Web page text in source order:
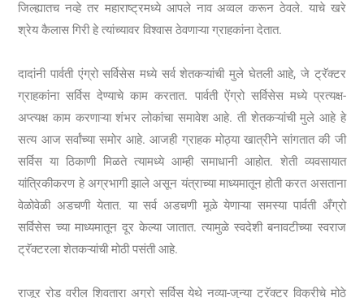
जिल्ह्यातच नव्हे तर महाराष्ट्रमध्ये आपले नाव अव्वल करून ठेवले. याचे खरे
श्रेय कैलास गिरी हे त्यांच्यावर विश्वास ठेवणाऱ्या ग्राहकांना देतात.
दादांनी पार्वती एंग्रो सर्विसेस मध्ये सर्व शेतकऱ्यांची मुले घेतली आहे, जे ट्रॅक्टर
ग्राहकांना सर्विस देण्याचे काम करतात. पार्वती ऐंग्रो सर्विसेस मध्ये प्रत्यक्ष-
अप्त्यक्ष काम करणाऱ्या शंभर लोकांचा समावेश आहे. ती शेतकऱ्यांची मुले आहे हे
सत्य आज सर्वांच्या समोर आहे. आजही ग्राहक मोठ्या खात्रीने सांगतात की जी
सर्विस या ठिकाणी मिळते त्यामध्ये आम्ही समाधानी आहोत. शेती व्यवसायात
यांत्रिकीकरण हे अग्रभागी झाले असून यंत्राच्या माध्यमातून होती करत असताना
वेळोवेळी अडचणी येतात. या सर्व अडचणी मूळे येणाऱ्या समस्या पार्वती अँग्रो
सर्विसेस च्या माध्यमातून दूर केल्या जातात. त्यामुळे स्वदेशी बनावटीच्या स्वराज
ट्रॅक्टरला शेतकऱ्यांची मोठी पसंती आहे.
राजूर रोड वरील शिवतारा अग्रो सर्विस येथे नव्या-जुन्या ट्रॅक्टर विक्रीचे मोठे